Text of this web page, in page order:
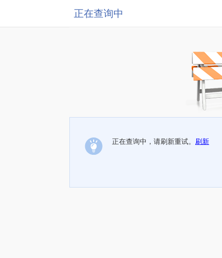
正在查询中
正在查询中，请刷新重试。 刷新